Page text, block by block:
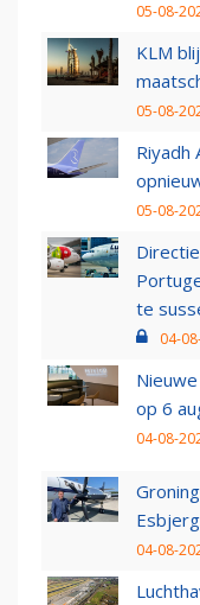
05-08-
KLM
05-08-
Riyadh
05-08-
te
04-
op 6
04-08-
04-08-